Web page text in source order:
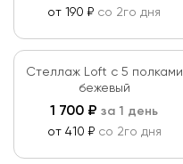
от 190 ₽ со 2го дня
Стеллаж Loft c 5 полками
бежевый
1 700 ₽ за 1 день
от 410 ₽ со 2го дня